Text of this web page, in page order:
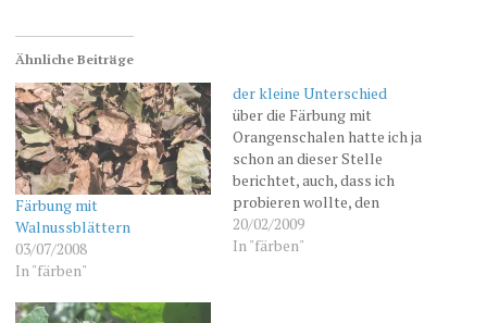
Ähnliche Beiträge
Färbung mit
Walnussblättern
03/07/2008
In "färben"
der kleine Unterschied
über die Färbung mit
Orangenschalen hatte ich ja
schon an dieser Stelle
berichtet, auch, dass ich
probieren wollte, den
Orangenschalen mit Hilfe
von Alkohol den Farbstoff
20/02/2009
In "färben"